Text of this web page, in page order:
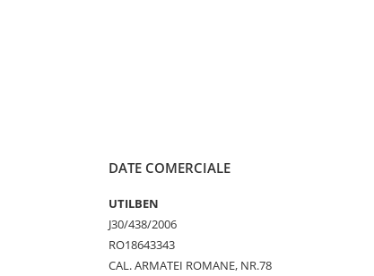
DATE COMERCIALE
UTILBEN
J30/438/2006
RO18643343
CAL. ARMATEI ROMANE, NR.78